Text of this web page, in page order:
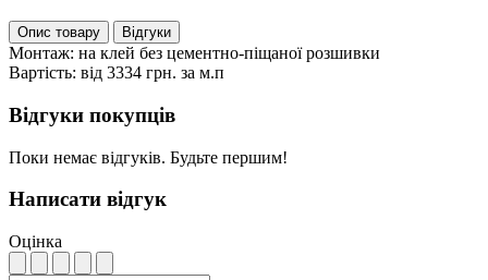
Опис товару Відгуки
Монтаж: на клей без цементно-піщаної розшивки
Вартість: від 3334 грн. за м.п
Відгуки покупців
Поки немає відгуків. Будьте першим!
Написати відгук
Оцінка